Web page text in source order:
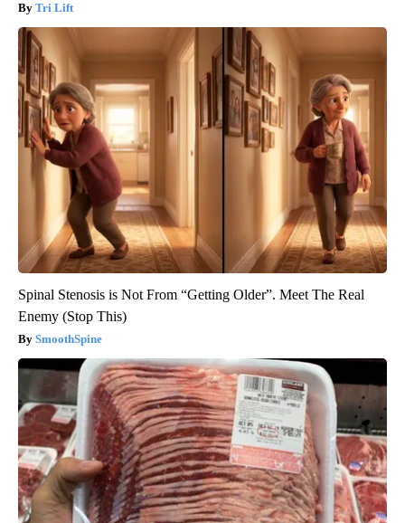
Tri Lift
Spinal Stenosis is Not From “Getting Older”. Meet The Real
Enemy (Stop This)
SmoothSpine